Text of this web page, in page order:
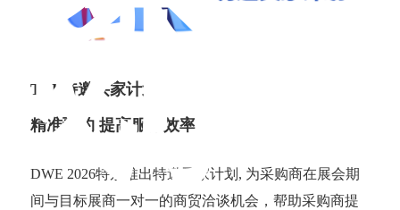
划
TAP特邀买家计划
精准预约 提高服务效率
DWE 2026特别推出特邀买家计划, 为采购商在展会期
间与目标展商一对一的商贸洽谈机会，帮助采购商提